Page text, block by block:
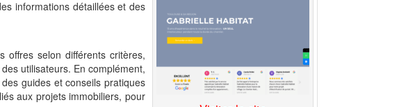
informations détaillées et des
offres selon différents critères,
utilisateurs. En complément,
guides et conseils pratiques
aux projets immobiliers, pour